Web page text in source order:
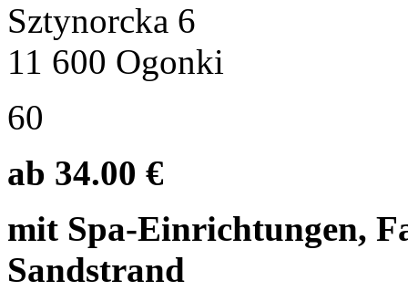
Sztynorcka 6
11 600 Ogonki
60
ab 34.00 €
mit Spa-Einrichtungen,
Sandstrand